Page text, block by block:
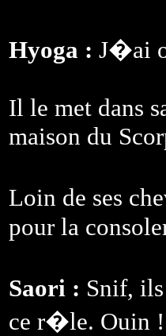
Hyoga : J�ai
Il le met dans
maison du
Loin de ses
pour la
Saori : Snif,
ce r�le. Ouin